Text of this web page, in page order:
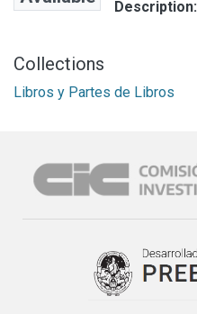
Description:
Collections
Libros y Partes de Libros